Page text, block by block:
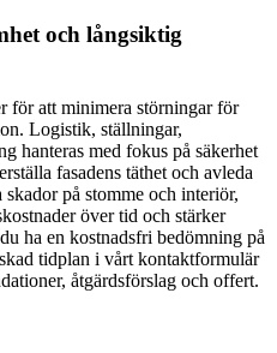
och långsiktig
för att minimera störningar för
Logistik, ställningar,
hanteras med fokus på säkerhet
fasadens täthet och avleda
på stomme och interiör,
över tid och stärker
ha en kostnadsfri bedömning på
tidplan i vårt kontaktformulär
åtgärdsförslag och offert.